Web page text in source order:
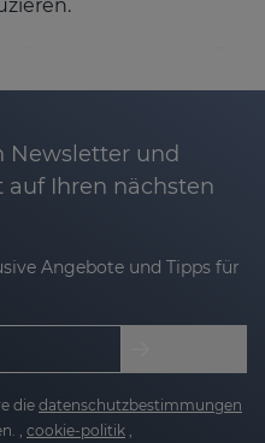
wie wirkt sie auf
Vorteilen:
die
Hellt Pigmentflecken
Newsletter und
auf Ihren nächsten
Angebote und Tipps für
die datenschutzbestimmungen
, cookie-politik